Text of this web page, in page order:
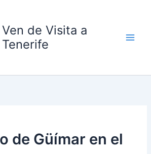
Ven de Visita a
Tenerife
de Güímar en el